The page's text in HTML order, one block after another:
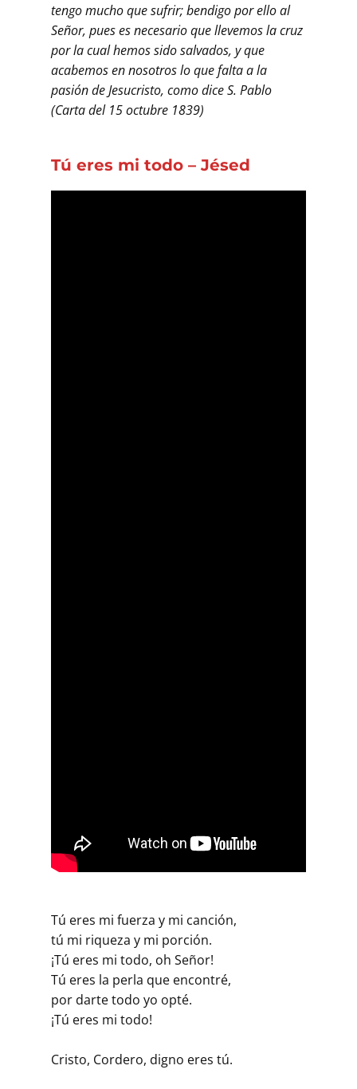
tengo mucho que sufrir; bendigo por ello al
Señor, pues es necesario que llevemos la cruz
por la cual hemos sido salvados, y que
acabemos en nosotros lo que falta a la
pasión de Jesucristo, como dice S. Pablo
(Carta del 15 octubre 1839)
Tú eres mi todo – Jésed
Tú eres mi fuerza y mi canción,
tú mi riqueza y mi porción.
¡Tú eres mi todo, oh Señor!
Tú eres la perla que encontré,
por darte todo yo opté.
¡Tú eres mi todo!
Cristo, Cordero, digno eres tú.